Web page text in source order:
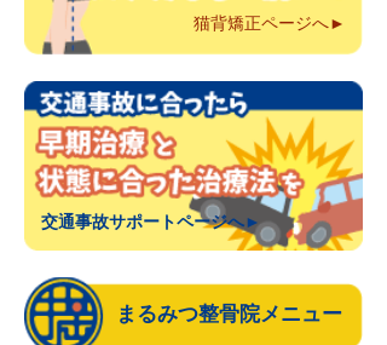
猫背矯正ページへ►
交通事故サポートページへ►
まるみつ整骨院メニュー